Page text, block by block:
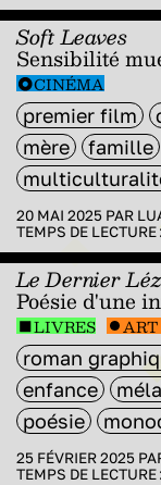
Soft Leaves
Sensibilité
CINÉMA
premier film
mère
famille
20 MAI 2025 PAR
TEMPS DE LECTURE :
Le Dernier
Poésie d'une
LIVRES
roman
enfance
poésie
25 FÉVRIER 2025
TEMPS DE LECTURE :